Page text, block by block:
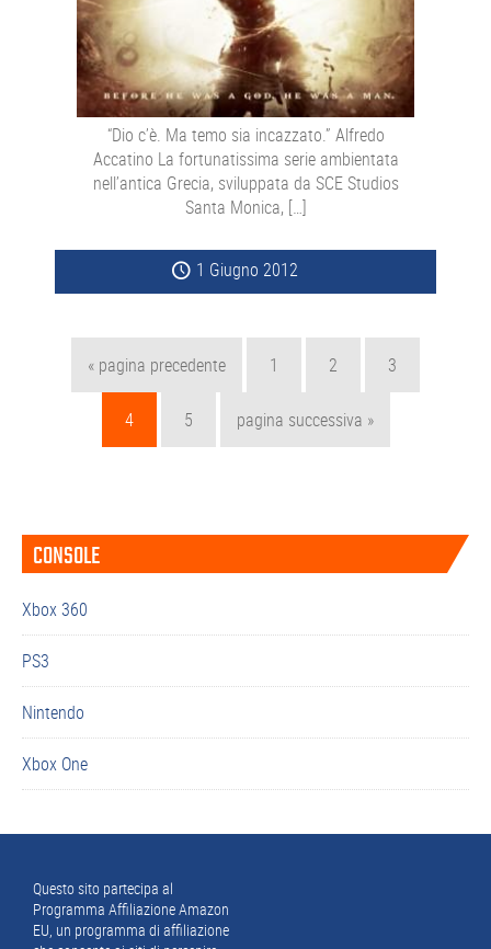
“Dio c’è. Ma temo sia incazzato.” Alfredo
Accatino La fortunatissima serie ambientata
nell’antica Grecia, sviluppata da SCE Studios
Santa Monica, […]
1 Giugno 2012
« Vai
pagina precedente Pagina
1 Pagina
2 Pagina
3
Pagina
4 Pagina
5 Vai
pagina successiva »
Barra
laterale
primaria
CONSOLE
Xbox 360
PS3
Nintendo
Xbox One
Footer
Questo sito partecipa al
Programma Affiliazione Amazon
EU, un programma di affiliazione